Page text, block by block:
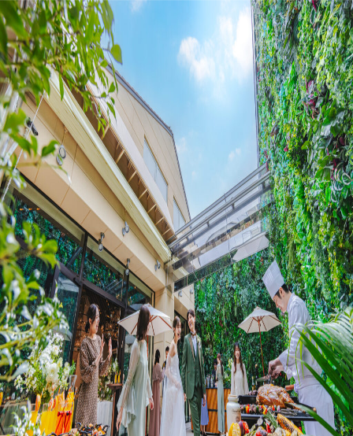
料理
ドレス
プラン
施設紹介
フォトガイドツアー
ブライダルフェア
ニュース
パーティレポート